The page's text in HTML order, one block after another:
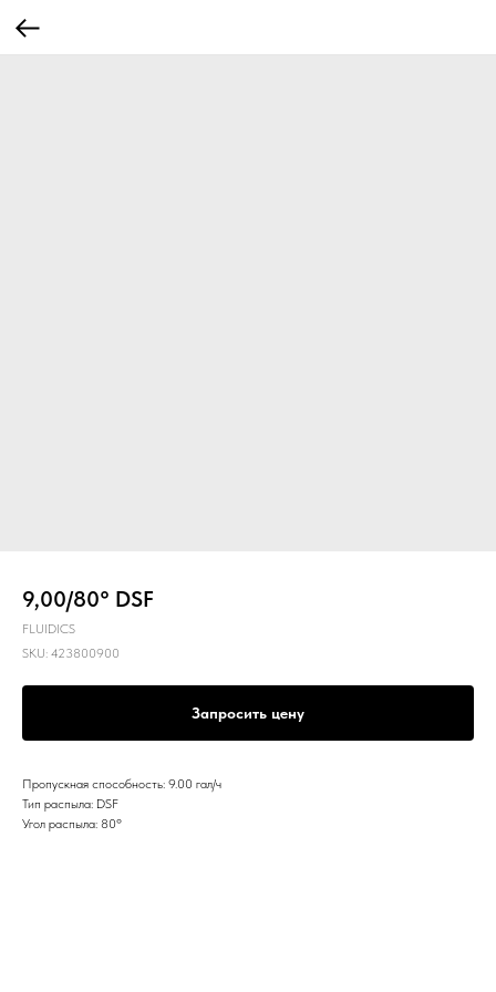
9,00/80° DSF
FLUIDICS
SKU: 423800900
Запросить цену
Пропускная способность: 9.00 гал/ч
Тип распыла: DSF
Угол распыла: 80º